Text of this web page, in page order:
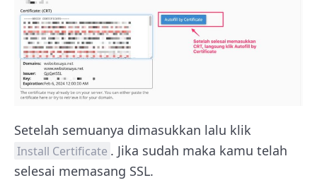
Setelah semuanya dimasukkan lalu klik
Install Certificate . Jika sudah maka kamu telah
selesai memasang SSL.